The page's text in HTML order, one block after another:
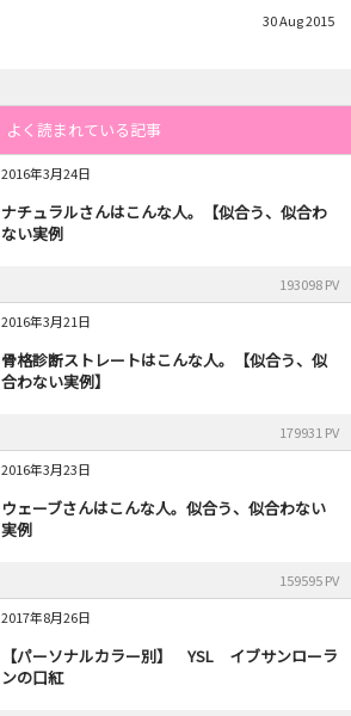
30Aug2015
よく読まれている記事
2016年3月24日
ナチュラルさんはこんな人。【似合う、似合わ
ない実例
193098 PV
2016年3月21日
骨格診断ストレートはこんな人。【似合う、似
合わない実例】
179931 PV
2016年3月23日
ウェーブさんはこんな人。似合う、似合わない
実例
159595 PV
2017年8月26日
【パーソナルカラー別】 YSL イブサンローラ
ンの口紅